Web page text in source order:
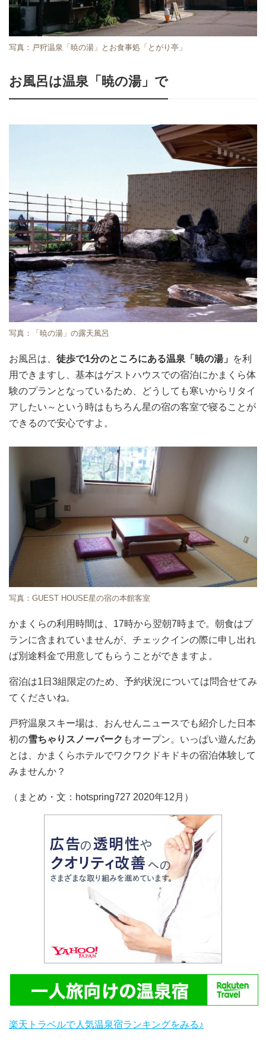
写真：戸狩温泉「暁の湯」とお食事処「とがり亭」
お風呂は温泉「暁の湯」で
写真：「暁の湯」の露天風呂
お風呂は、 徒歩で1分のところにある温泉「暁の湯」
を利
用できますし、基本はゲストハウスでの宿泊にかまくら体
験のプランとなっているため、どうしても寒いからリタイ
アしたい～という時はもちろん星の宿の客室で寝ることが
できるので安心ですよ。
写真：GUEST HOUSE星の宿の本館客室
かまくらの利用時間は、17時から翌朝7時まで。朝食はプ
ランに含まれていませんが、チェックインの際に申し出れ
ば別途料金で用意してもらうことができますよ。
宿泊は1日3組限定のため、予約状況については問合せてみ
てくださいね。
戸狩温泉スキー場は、おんせんニュースでも紹介した日本
初の雪ちゃりスノーパーク もオープン。いっぱい遊んだあ
とは、かまくらホテルでワクワクドキドキの宿泊体験して
みませんか？
（まとめ・文：hotspring727 2020年12月）
楽天トラベルで人気温泉宿ランキングをみる♪